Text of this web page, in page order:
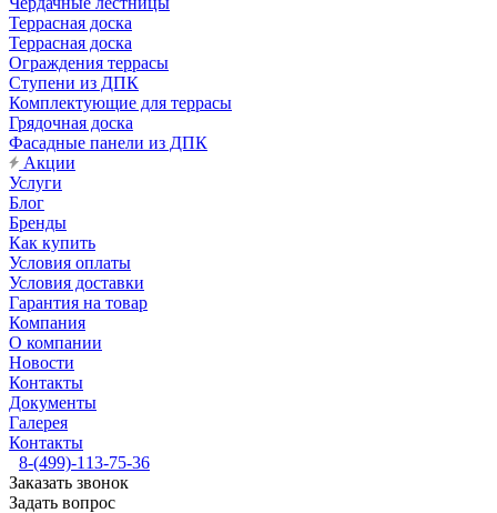
Террасная доска
Террасная доска
Ограждения террасы
Ступени из ДПК
Комплектующие для террасы
Грядочная доска
Фасадные панели из ДПК
Акции
Услуги
Блог
Бренды
Как купить
Условия оплаты
Условия доставки
Гарантия на товар
Компания
О компании
Новости
Контакты
Документы
Галерея
Контакты
8-(499)-113-75-36
Заказать звонок
Задать вопрос